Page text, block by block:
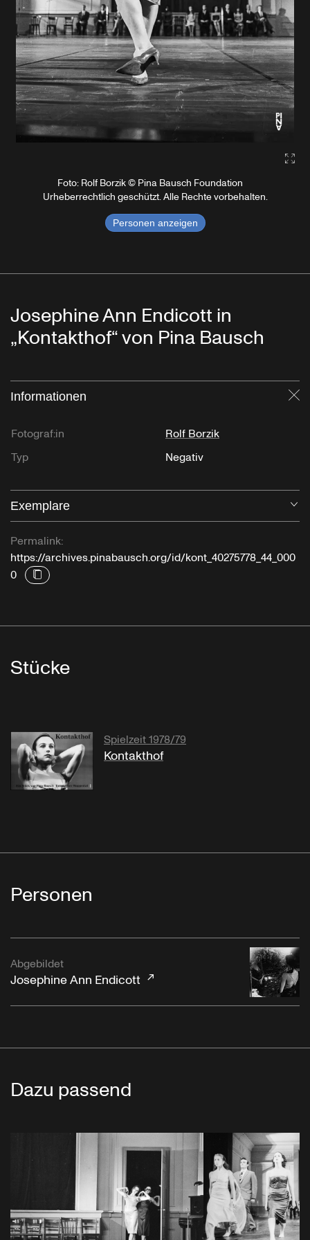
Foto: Rolf Borzik © Pina Bausch Foundation
Urheberrechtlich geschützt. Alle Rechte vorbehalten.
Personen anzeigen
Josephine Ann Endicott in
„Kontakthof“ von Pina Bausch
Informationen
Fotograf:in
Rolf Borzik
Typ
Negativ
Exemplare
Permalink:
https://archives.pinabausch.org/id/kont_40275778_44_000
0
Stücke
Spielzeit 1978/79
Kontakthof
Personen
Abgebildet
Josephine Ann Endicott
Dazu passend